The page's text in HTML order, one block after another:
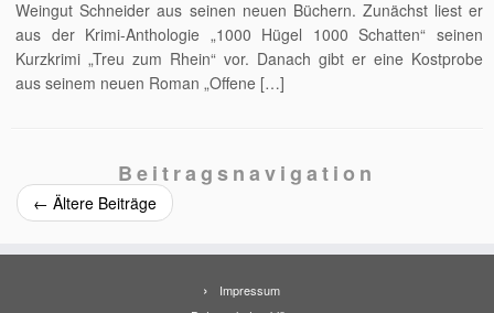
Weingut Schneider aus seinen neuen Büchern. Zunächst liest er
aus der Krimi-Anthologie „1000 Hügel 1000 Schatten“ seinen
Kurzkrimi „Treu zum Rhein“ vor. Danach gibt er eine Kostprobe
aus seinem neuen Roman „Offene […]
Beitragsnavigation
← Ältere Beiträge
Impressum